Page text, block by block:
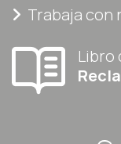
Trabaja con
Libro